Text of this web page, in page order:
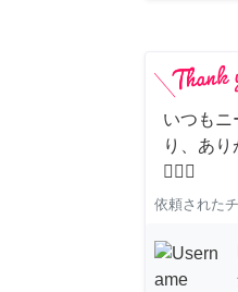
いつもニ
り、あ
🙇‍♀️✨
依頼された